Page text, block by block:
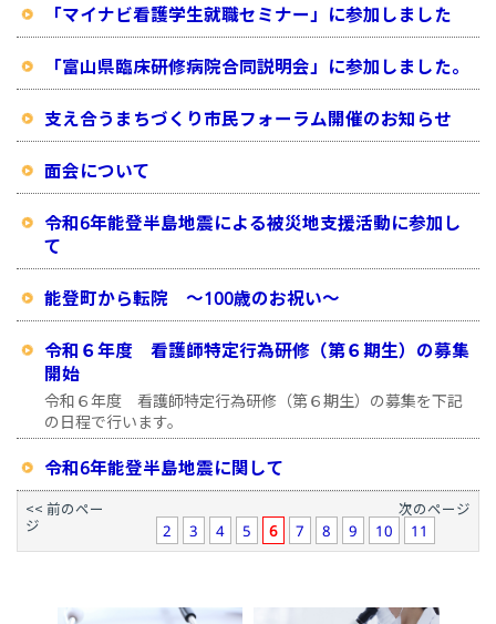
「マイナビ看護学生就職セミナー」に参加しました
「富山県臨床研修病院合同説明会」に参加しました。
支え合うまちづくり市民フォーラム開催のお知らせ
面会について
令和6年能登半島地震による被災地支援活動に参加し
て
能登町から転院 ～100歳のお祝い～
令和６年度 看護師特定行為研修（第６期生）の募集
開始
令和６年度 看護師特定行為研修（第６期生）の募集を下記
の日程で行います。
令和6年能登半島地震に関して
<< 前のペー
ジ
次のページ
2
3 4 5 6 7 8 9 10 11